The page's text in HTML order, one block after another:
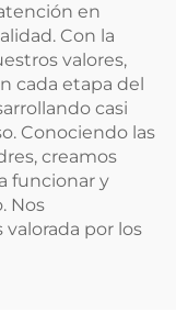
en
Con la
valores,
cada etapa del
casi
Conociendo las
creamos
funcionar y
Nos
por los